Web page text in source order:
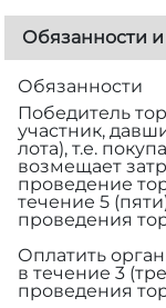
Обязанности и
Обязанности
Победитель
участник,
лота), т.е.
возмещает
проведение
течение 5
проведения
Оплатить
в течение 3
проведения